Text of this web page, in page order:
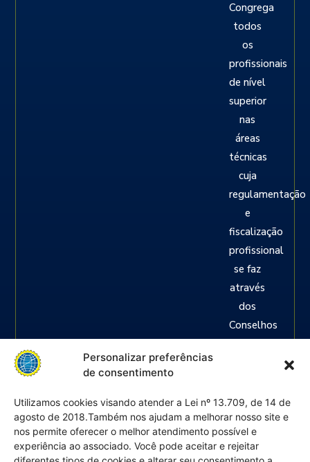
Personalizar preferências
de consentimento
Utilizamos cookies visando atender a Lei nº 13.709, de 14 de
agosto de 2018.Também nos ajudam a melhorar nosso site e
nos permite oferecer o melhor atendimento possível e
experiência ao associado. Você pode aceitar e rejeitar
Congrega
todos
os
profissionais
de nível
superior
nas
áreas
técnicas
cuja
regulamentação
e
fiscalização
profissional
se faz
através
dos
Conselhos
ou seja:
Engenheiros
em
geral,